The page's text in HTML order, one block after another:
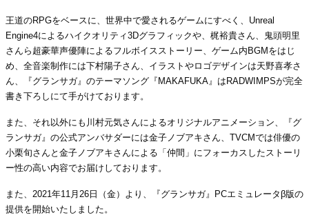
王道のRPGをベースに、世界中で愛されるゲームにすべく、Unreal
Engine4によるハイクオリティ3Dグラフィックや、梶裕貴さん、⻤頭明⾥
さんら超豪華声優陣によるフルボイスストーリー、ゲーム内BGMをはじ
め、全⾳楽制作には下村陽⼦さん、イラストやロゴデザインは天野喜孝さ
ん、『グランサガ』のテーマソング『MAKAFUKA』はRADWIMPSが完全
書き下ろしにて⼿がけております。
また、それ以外にも川村元気さんによるオリジナルアニメーション、『グ
ランサガ』の公式アンバサダーには金子ノブアキさん、TVCMでは俳優の
小栗旬さんと金子ノブアキさんによる「仲間」にフォーカスしたストーリ
ー性の高い内容でお届けしております。
また、2021年11月26日（金）より、『グランサガ』PCエミュレータβ版の
提供を開始いたしました。